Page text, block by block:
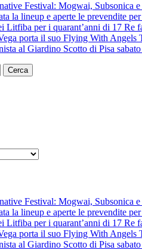
Festival: Mogwai, Subsonica
la lineup e aperte le prevendite
per i quarant’anni di 17 Re
porta il suo Flying With Angels
al Giardino Scotto di Pisa
Festival: Mogwai, Subsonica
la lineup e aperte le prevendite
per i quarant’anni di 17 Re
porta il suo Flying With Angels
al Giardino Scotto di Pisa